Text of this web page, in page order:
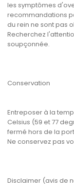
les symptômes
recommandations
du rein ne sont pas
Recherchez
soupçonnée.
Conservation
Entreposer à la
Celsius (59 et 77
fermé hors de la
Ne conservez pas
Disclaimer (avis de